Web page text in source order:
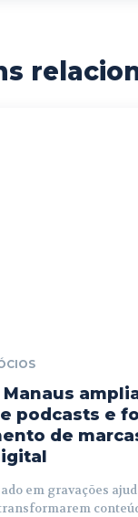
podcasts e
de
em gravações